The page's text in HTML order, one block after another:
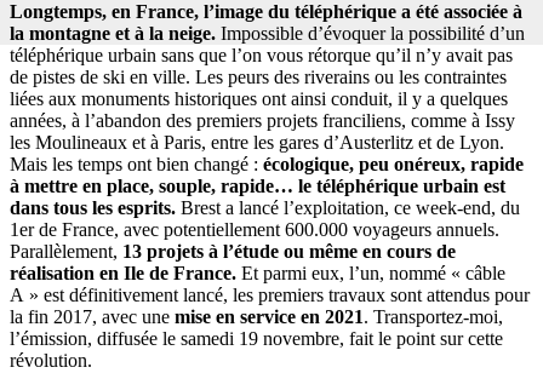
Longtemps, en France, l’image du téléphérique a été associée à
la montagne et à la neige. Impossible d’évoquer la possibilité d’un
téléphérique urbain sans que l’on vous rétorque qu’il n’y avait pas
de pistes de ski en ville. Les peurs des riverains ou les contraintes
liées aux monuments historiques ont ainsi conduit, il y a quelques
années, à l’abandon des premiers projets franciliens, comme à Issy
les Moulineaux et à Paris, entre les gares d’Austerlitz et de Lyon.
Mais les temps ont bien changé : écologique, peu onéreux, rapide
à mettre en place, souple, rapide… le téléphérique urbain est
dans tous les esprits. Brest a lancé l’exploitation, ce week-end, du
1er de France, avec potentiellement 600.000 voyageurs annuels.
Parallèlement, 13 projets à l’étude ou même en cours de
réalisation en Ile de France. Et parmi eux, l’un, nommé « câble
A » est définitivement lancé, les premiers travaux sont attendus pour
la fin 2017, avec une mise en service en 2021. Transportez-moi,
l’émission, diffusée le samedi 19 novembre, fait le point sur cette
révolution.